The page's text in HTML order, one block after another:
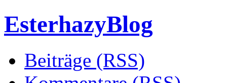
EsterhazyBlog
Beiträge (RSS)